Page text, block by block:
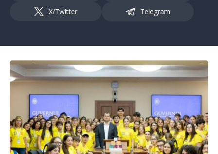
X/Twitter Telegram